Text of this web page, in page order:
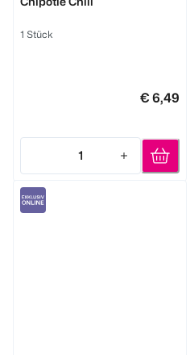
1 Stück
€ 6,49
1
Quantity: 1